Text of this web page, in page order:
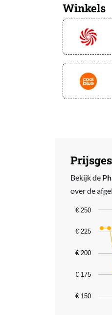
Winkels
Bekijk de
over de
Chart
Line
The chart
The chart
€ 150
€ 175
€ 200
€ 225
€ 250